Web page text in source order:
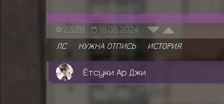
23:29 18.06.2024
ЛС НУЖНА ОТПИСЬ ИСТОРИЯ
Ётсуки Ар Джи